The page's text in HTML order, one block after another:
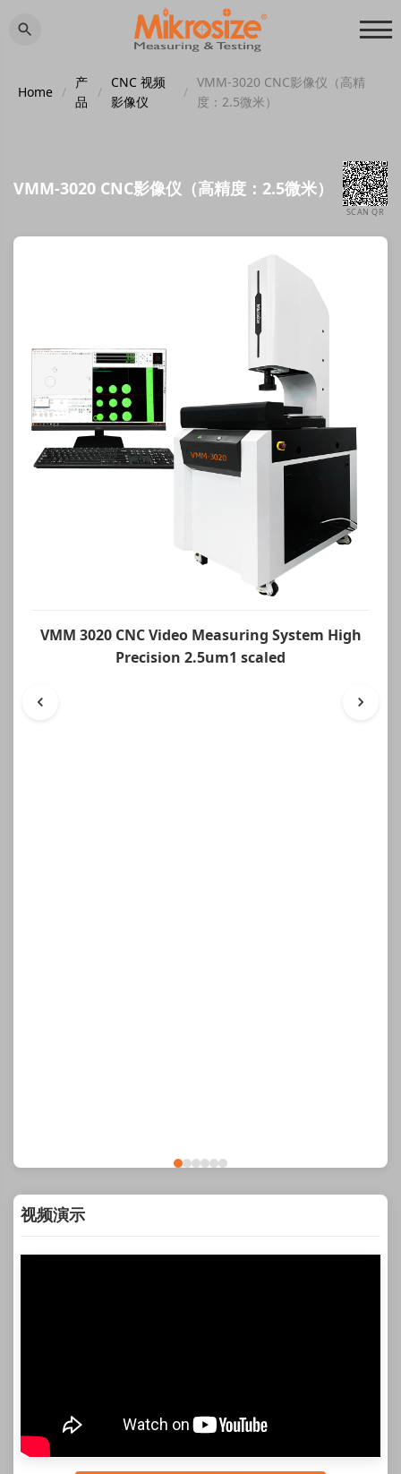
Home /
产
品
/
CNC 视频
影像仪
/
VMM-3020 CNC影像仪（高精
度：2.5微米）
VMM-3020 CNC影像仪（高精度：2.5微米）
SCAN QR
VMM 3020 CNC Video Measuring System High
Precision 2.5um1 scaled
视频演示